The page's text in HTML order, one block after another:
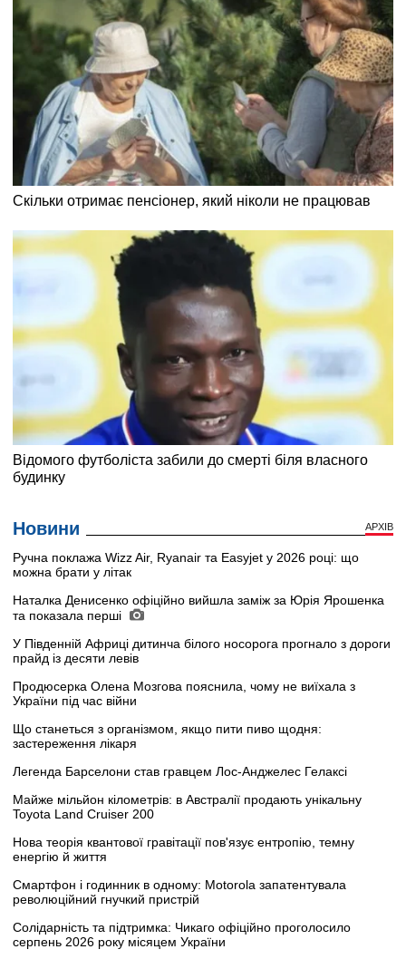
Новини АРХІВ
Ручна поклажа Wizz Air, Ryanair та Easyjet у 2026 році: що
можна брати у літак
Наталка Денисенко офіційно вийшла заміж за Юрія Ярошенка
та показала перші
У Південній Африці дитинча білого носорога прогнало з дороги
прайд із десяти левів
Продюсерка Олена Мозгова пояснила, чому не виїхала з
України під час війни
Що станеться з організмом, якщо пити пиво щодня:
застереження лікаря
Легенда Барселони став гравцем Лос-Анджелес Гелаксі
Майже мільйон кілометрів: в Австралії продають унікальну
Toyota Land Cruiser 200
Нова теорія квантової гравітації пов'язує ентропію, темну
енергію й життя
Смартфон і годинник в одному: Motorola запатентувала
революційний гнучкий пристрій
Солідарність та підтримка: Чикаго офіційно проголосило
серпень 2026 року місяцем України